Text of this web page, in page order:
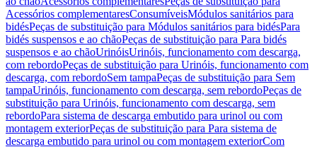
Acessórios complementaresConsumíveisMódulos sanitários para
bidésPeças de substituição para Módulos sanitários para bidésPara
bidés suspensos e ao chãoPeças de substituição para Para bidés
suspensos e ao chãoUrinóisUrinóis, funcionamento com descarga,
com rebordoPeças de substituição para Urinóis, funcionamento com
descarga, com rebordoSem tampaPeças de substituição para Sem
tampaUrinóis, funcionamento com descarga, sem rebordoPeças de
substituição para Urinóis, funcionamento com descarga, sem
rebordoPara sistema de descarga embutido para urinol ou com
montagem exteriorPeças de substituição para Para sistema de
descarga embutido para urinol ou com montagem exteriorCom